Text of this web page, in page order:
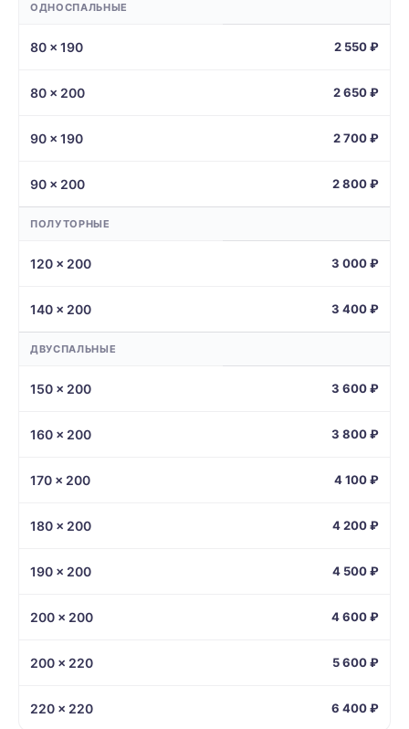
ОДНОСПАЛЬНЫЕ
80 × 190 2 550 ₽
80 × 200 2 650 ₽
90 × 190 2 700 ₽
90 × 200 2 800 ₽
ПОЛУТОРНЫЕ
120 × 200 3 000 ₽
140 × 200 3 400 ₽
ДВУСПАЛЬНЫЕ
150 × 200 3 600 ₽
160 × 200 3 800 ₽
170 × 200 4 100 ₽
180 × 200 4 200 ₽
190 × 200 4 500 ₽
200 × 200 4 600 ₽
200 × 220 5 600 ₽
220 × 220 6 400 ₽